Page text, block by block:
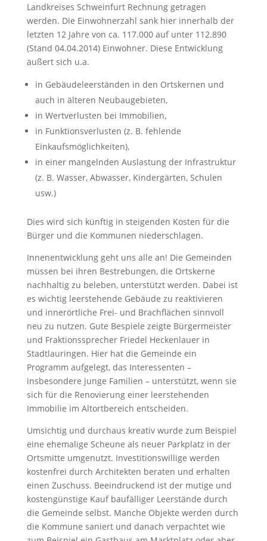
Landkreises Schweinfurt Rechnung getragen
werden. Die Einwohnerzahl sank hier innerhalb der
letzten 12 Jahre von ca. 117.000 auf unter 112.890
(Stand 04.04.2014) Einwohner. Diese Entwicklung
äußert sich u.a.
in Gebäudeleerständen in den Ortskernen und
auch in älteren Neubaugebieten,
in Wertverlusten bei Immobilien,
in Funktionsverlusten (z. B. fehlende
Einkaufsmöglichkeiten),
in einer mangelnden Auslastung der Infrastruktur
(z. B. Wasser, Abwasser, Kindergärten, Schulen
usw.)
Dies wird sich künftig in steigenden Kosten für die
Bürger und die Kommunen niederschlagen.
Innenentwicklung geht uns alle an! Die Gemeinden
müssen bei ihren Bestrebungen, die Ortskerne
nachhaltig zu beleben, unterstützt werden. Dabei ist
es wichtig leerstehende Gebäude zu reaktivieren
und innerörtliche Frei- und Brachflächen sinnvoll
neu zu nutzen. Gute Bespiele zeigte Bürgermeister
und Fraktionssprecher Friedel Heckenlauer in
Stadtlauringen. Hier hat die Gemeinde ein
Programm aufgelegt, das Interessenten –
insbesondere junge Familien – unterstützt, wenn sie
sich für die Renovierung einer leerstehenden
Immobilie im Altortbereich entscheiden.
Umsichtig und durchaus kreativ wurde zum Beispiel
eine ehemalige Scheune als neuer Parkplatz in der
Ortsmitte umgenutzt. Investitionswillige werden
kostenfrei durch Architekten beraten und erhalten
einen Zuschuss. Beeindruckend ist der mutige und
kostengünstige Kauf baufälliger Leerstände durch
die Gemeinde selbst. Manche Objekte werden durch
die Kommune saniert und danach verpachtet wie